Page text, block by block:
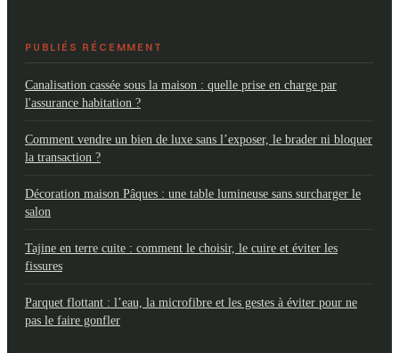
PUBLIÉS RÉCEMMENT
Canalisation cassée sous la maison : quelle prise en charge par
l'assurance habitation ?
Comment vendre un bien de luxe sans l’exposer, le brader ni bloquer
la transaction ?
Décoration maison Pâques : une table lumineuse sans surcharger le
salon
Tajine en terre cuite : comment le choisir, le cuire et éviter les
fissures
Parquet flottant : l’eau, la microfibre et les gestes à éviter pour ne
pas le faire gonfler